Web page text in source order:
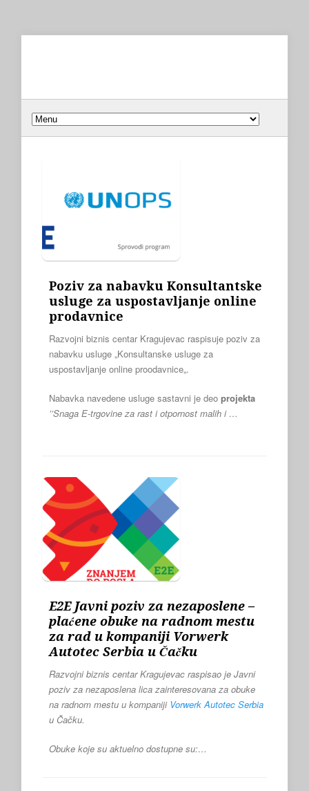
Poziv za nabavku Konsultantske
usluge za uspostavljanje online
prodavnice
Razvojni biznis centar Kragujevac raspisuje poziv za
nabavku usluge „Konsultanske usluge za
uspostavljanje online proodavnice„.
Nabavka navedene usluge sastavni je deo projekta
’’Snaga E-trgovine za rast i otpornost malih i …
E2E Javni poziv za nezaposlene –
plaćene obuke na radnom mestu
za rad u kompaniji Vorwerk
Autotec Serbia u Čačku
Razvojni biznis centar Kragujevac raspisao je Javni
poziv za nezaposlena lica zainteresovana za obuke
na radnom mestu u kompaniji Vorwerk Autotec Serbia
u Čačku.
Obuke koje su aktuelno dostupne su:…